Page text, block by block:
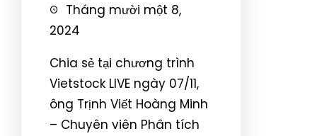
Tháng mười một 8,
2024
Chia sẻ tại chương trình
Vietstock LIVE ngày 07/11,
ông Trịnh Viết Hoàng Minh
– Chuyên viên Phân tích